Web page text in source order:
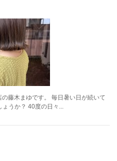
藤木まゆです。 毎日暑い日が続いて
ょうか？ 40度の日々...